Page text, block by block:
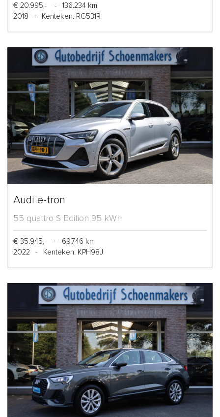
€ 20.995,- -
136.234 km
2018
- Kenteken: RG531R
Audi e-tron
55 quattro S Edition 95 kWh
€ 35.945,- -
69.746 km
2022
- Kenteken: KPH98J